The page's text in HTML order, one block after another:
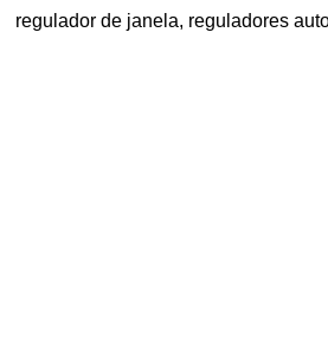
regulador de janela, reguladores